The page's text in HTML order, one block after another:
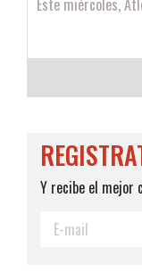
Y recibe el mejor
Este miércoles,